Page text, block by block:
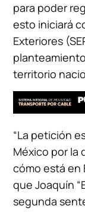
para poder
esto iniciará
Exteriores
territorio
“La petición
México por la
cómo está en
que Joaquín
segunda